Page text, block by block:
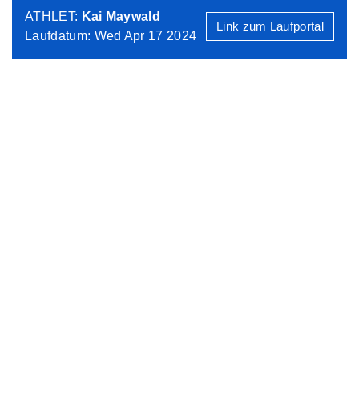
ATHLET: Kai Maywald
Laufdatum: Wed Apr 17 2024
Link zum Laufportal